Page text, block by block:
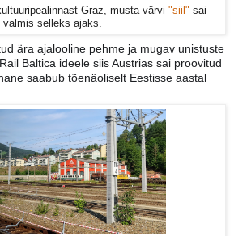
Graz, musta värvi "siil" sai
valmis selleks ajaks.
ära ajalooline pehme ja mugav unistuste
Baltica ideele siis Austrias sai proovitud
saabub tõenäoliselt Eestisse aastal